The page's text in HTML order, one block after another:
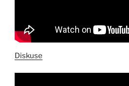
Diskuse